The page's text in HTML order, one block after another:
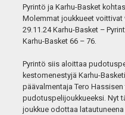
Pyrintö ja Karhu-Basket
Molemmat joukkueet voittivat
29.11.24 Karhu-Basket –
Karhu-Basket 66 – 76.
Pyrintö siis aloittaa
kestomenestyjä Karhu-
päävalmentaja Tero
pudotuspelijoukkueeksi. Nyt
joukkue odottaa